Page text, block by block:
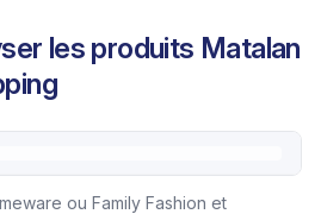
les produits Matalan
ou Family Fashion et